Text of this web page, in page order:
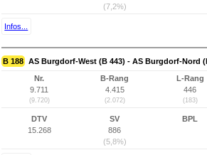
(7,2%)
Infos...
B 188 AS Burgdorf-West (B 443) - AS Burgdorf-Nord
Nr.
9.711
(9.720)
B-Rang
4.415
(2.072)
L-Rang
446
(183)
DTV
15.268
SV
886
(5,8%)
BPL